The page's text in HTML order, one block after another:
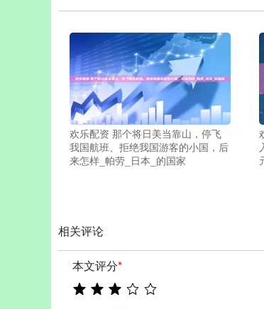
欢乐配资 那个将日美当靠山，停飞
我国航班、拒绝我国游客的小国，后
来怎样_帕劳_日本_的国家
相关评论
本文评分*